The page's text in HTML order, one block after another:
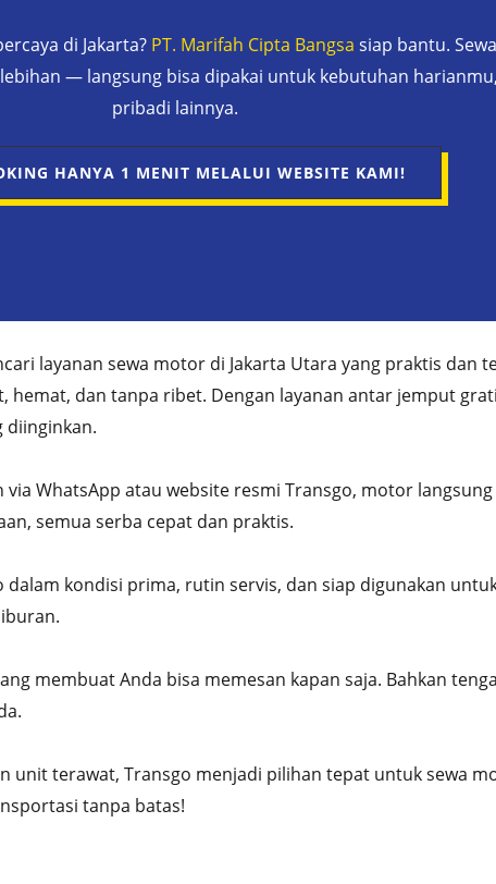
di Jakarta? PT. Marifah Cipta Bangsa siap bantu.
— langsung bisa dipakai untuk kebutuhan
pribadi lainnya.
HANYA 1 MENIT MELALUI WEBSITE KAMI!
layanan sewa motor di Jakarta Utara yang praktis dan
dan tanpa ribet. Dengan layanan antar jemput
diinginkan.
WhatsApp atau website resmi Transgo, motor
semua serba cepat dan praktis.
kondisi prima, rutin servis, dan siap digunakan
membuat Anda bisa memesan kapan saja. Bahkan
unit terawat, Transgo menjadi pilihan tepat untuk sewa
tanpa batas!